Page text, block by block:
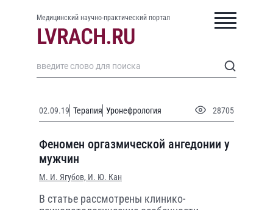
Медицинский научно-практический портал
02.09.19 Терапия Уронефрология 28705
Феномен оргазмической ангедонии у
мужчин
М. И. Ягубов, И. Ю. Кан
В статье рассмотрены клинико-